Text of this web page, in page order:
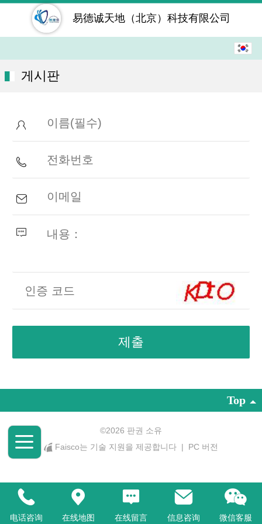
易德诚天地（北京）科技有限公司
게시판
Top
©2026 판권 소유
Faisco는 기술 지원을 제공합니다 | PC 버전
电话咨询 在线地图 在线留言 信息咨询 微信客服